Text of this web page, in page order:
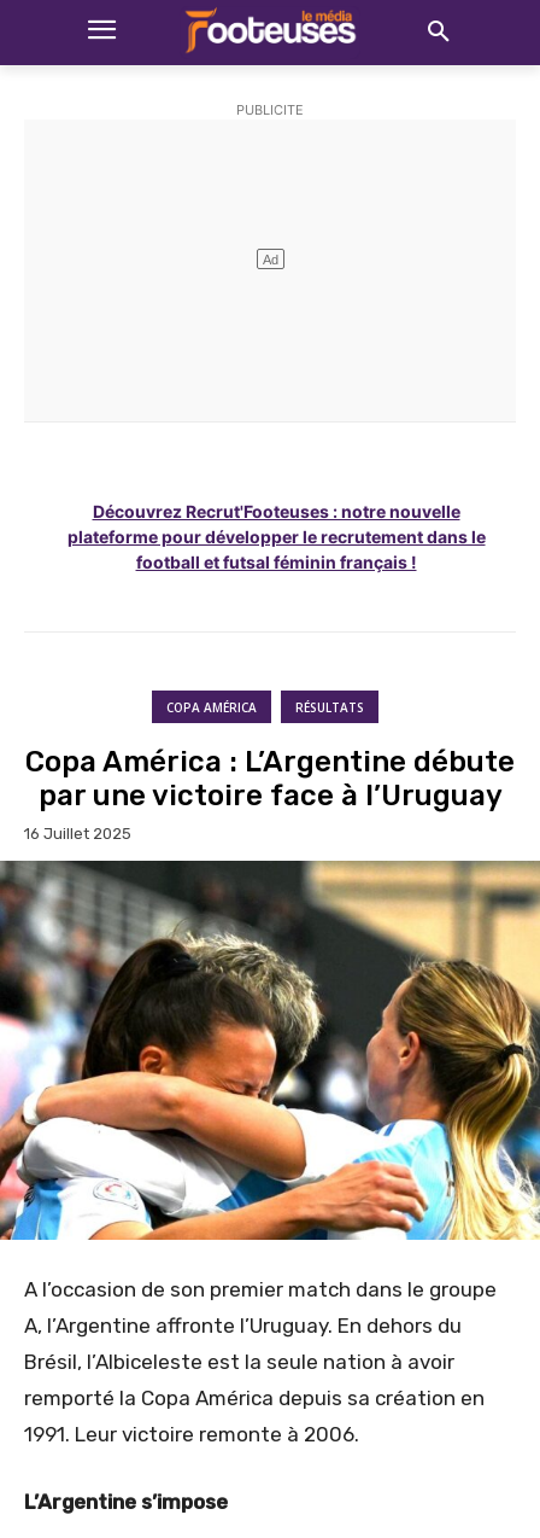
Découvrez Recrut'Footeuses : notre nouvelle
plateforme pour développer le recrutement dans le
football et futsal féminin français !
COPA AMÉRICA RÉSULTATS
Copa América : L’Argentine débute
par une victoire face à l’Uruguay
16 Juillet 2025
A l’occasion de son premier match dans le groupe
A, l’Argentine affronte l’Uruguay. En dehors du
Brésil, l’Albiceleste est la seule nation à avoir
remporté la Copa América depuis sa création en
1991. Leur victoire remonte à 2006.
L’Argentine s’impose